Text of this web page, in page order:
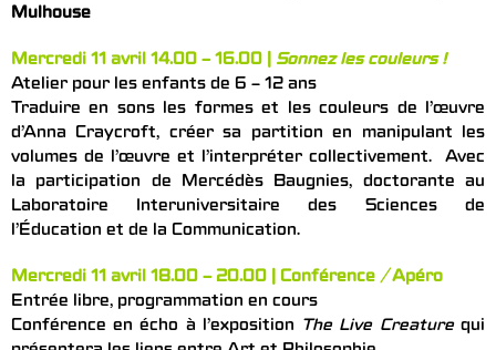
Mulhouse
Mercredi 11 avril 14.00 – 16.00 |
Sonnez les couleurs !
Atelier pour les enfants de 6 – 12 ans
Traduire en sons les formes et les couleurs de l’œuvre
d’Anna Craycroft, créer sa partition en manipulant les
volumes de l’œuvre et l’interpréter collectivement. Avec
la participation de Mercédès Baugnies, doctorante au
Laboratoire Interuniversitaire des Sciences de
l’Éducation et de la Communication.
Mercredi 11 avril 18.00 – 20.00 | Conférence / Apéro
Entrée libre, programmation en cours
Conférence en écho à l’exposition
The Live Creaturequi